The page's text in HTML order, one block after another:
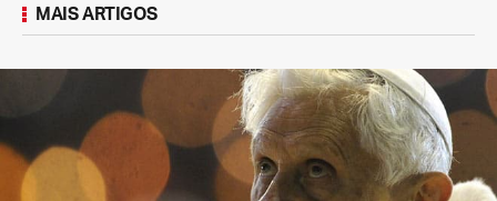
MAIS ARTIGOS